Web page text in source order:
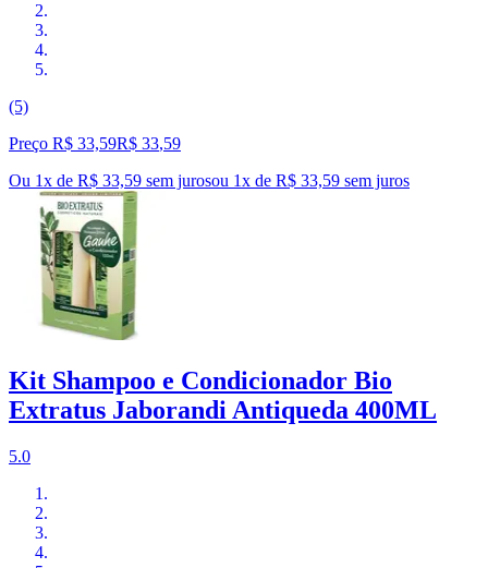
(5)
Preço R$ 33,59R$ 33,59
Ou 1x de R$ 33,59 sem jurosou 1x de R$ 33,59 sem juros
Kit Shampoo e Condicionador Bio
Extratus Jaborandi Antiqueda 400ML
5.0